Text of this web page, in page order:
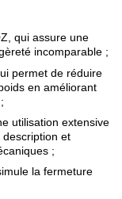
qui assure une
incomparable ;
permet de réduire
en améliorant
utilisation extensive
description et
;
la fermeture